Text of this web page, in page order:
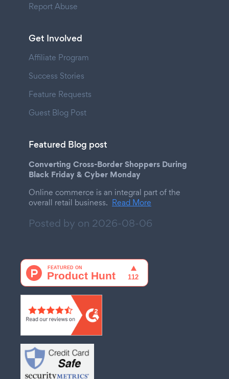
Report Abuse
Get Involved
Affiliate Program
Success Stories
Feature Requests
Guest Blog Post
Featured Blog post
Converting Cross-Border Shoppers During
Black Friday & Cyber Monday
Online commerce is an integral part of the
overall retail business. Read More
Posted by on 2026-08-06